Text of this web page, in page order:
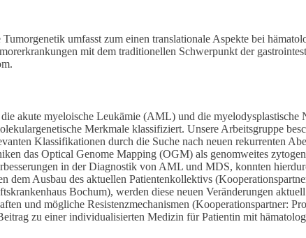
umfasst zum einen translationale Aspekte bei
mit dem traditionellen Schwerpunkt der
akute myeloische Leukämie (AML) und die myelodysplastische
Merkmale klassifiziert. Unsere Arbeitsgruppe
Klassifikationen durch die Suche nach neuen rekurrenten
das Optical Genome Mapping (OGM) als genomweites
in der Diagnostik von AML und MDS, konnten
dem Ausbau des aktuellen Patientenkollektivs
Bochum), werden diese neuen Veränderungen
und mögliche Resistenzmechanismen (Kooperationspartner:
zu einer individualisierten Medizin für Patientin mit